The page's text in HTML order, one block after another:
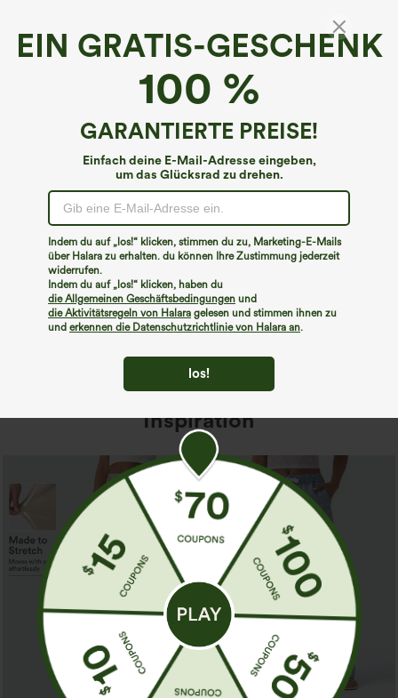
EIN GRATIS-GESCHENK
100 %
GARANTIERTE PREISE!
Einfach deine E-Mail-Adresse eingeben,
um das Glücksrad zu drehen.
Indem du auf „los!“ klicken, stimmen du zu, Marketing-E-Mails
über Halara zu erhalten. du können Ihre Zustimmung jederzeit
widerrufen.
Indem du auf „los!“ klicken, haben du
die Allgemeinen Geschäftsbedingungen und
die Aktivitätsregeln von Halara gelesen und stimmen ihnen zu
und erkennen die Datenschutzrichtlinie von Halara an.
los!
Hoppla!
Wir können die von Ihnen gesuchte Seite nicht
finden.
Mehr einkaufen
Inspiration